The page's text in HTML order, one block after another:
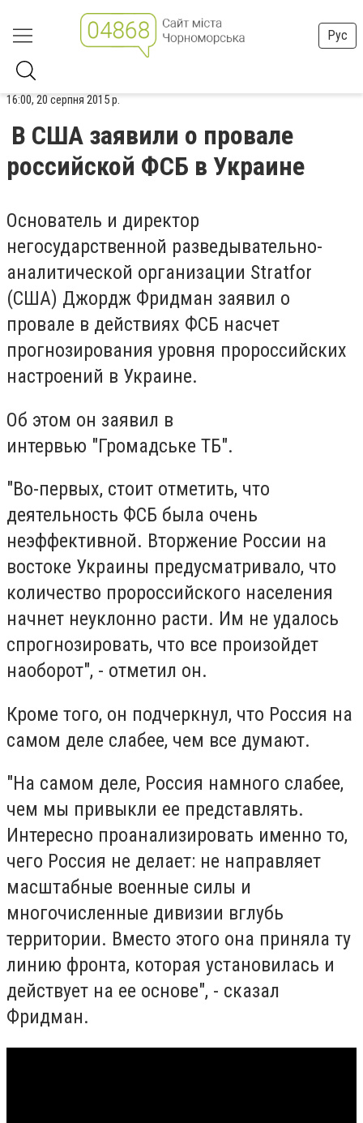
Рус
16:00, 20 серпня 2015 р.
В США заявили о провале
российской ФСБ в Украине
Основатель и директор
негосударственной разведывательно-
аналитической организации Stratfor
(США) Джордж Фридман заявил о
провале в действиях ФСБ насчет
прогнозирования уровня пророссийских
настроений в Украине.
Об этом он заявил в
интервью "Громадське ТБ".
"Во-первых, стоит отметить, что
деятельность ФСБ была очень
неэффективной. Вторжение России на
востоке Украины предусматривало, что
количество пророссийского населения
начнет неуклонно расти. Им не удалось
спрогнозировать, что все произойдет
наоборот", - отметил он.
Кроме того, он подчеркнул, что Россия на
самом деле слабее, чем все думают.
"На самом деле, Россия намного слабее,
чем мы привыкли ее представлять.
Интересно проанализировать именно то,
чего Россия не делает: не направляет
масштабные военные силы и
многочисленные дивизии вглубь
территории. Вместо этого она приняла ту
линию фронта, которая установилась и
действует на ее основе", - сказал
Фридман.